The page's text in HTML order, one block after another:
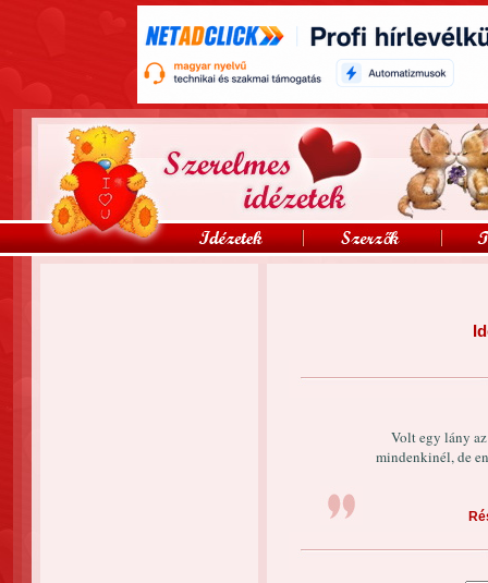
Volt egy lány
mindenkinél, de